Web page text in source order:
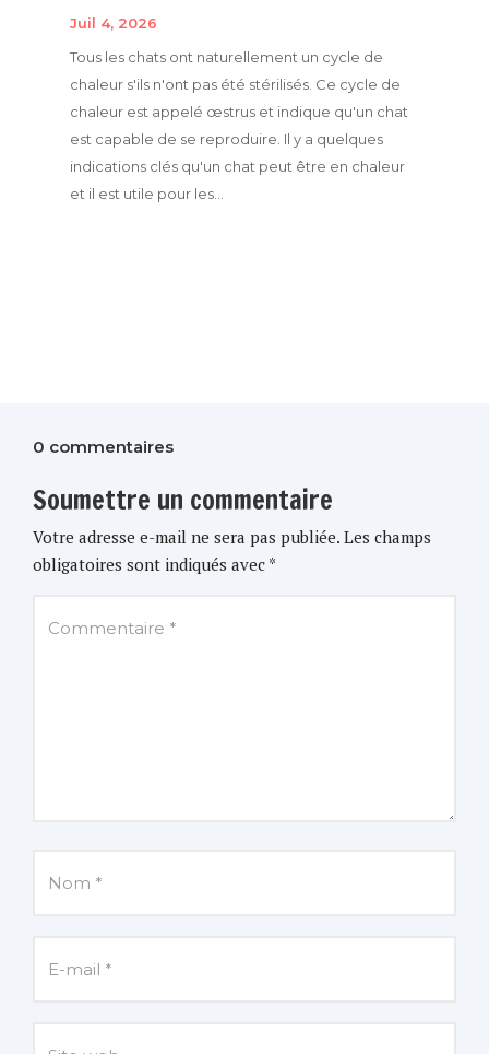
Juil 4, 2026
Tous les chats ont naturellement un cycle de
chaleur s'ils n'ont pas été stérilisés. Ce cycle de
chaleur est appelé œstrus et indique qu'un chat
est capable de se reproduire. Il y a quelques
indications clés qu'un chat peut être en chaleur
et il est utile pour les...
0 commentaires
Soumettre un commentaire
Votre adresse e-mail ne sera pas publiée. Les champs
obligatoires sont indiqués avec *